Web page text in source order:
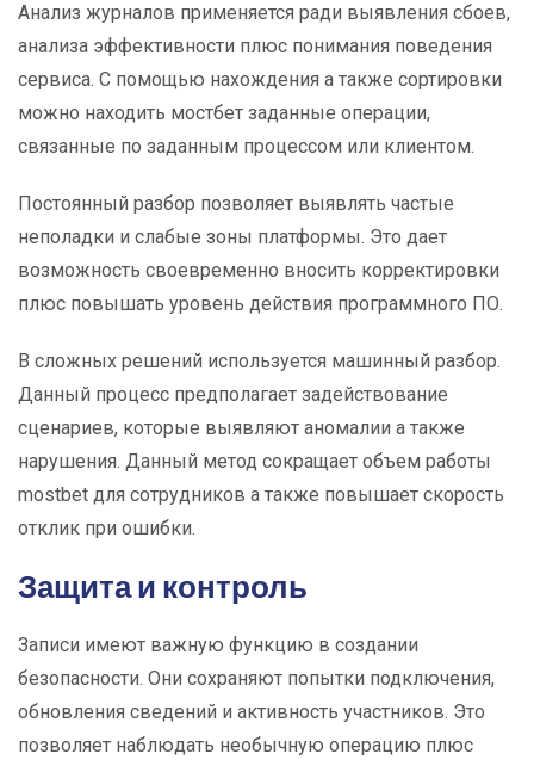
Анализ журналов применяется ради выявления сбоев,
анализа эффективности плюс понимания поведения
сервиса. С помощью нахождения а также сортировки
можно находить мостбет заданные операции,
связанные по заданным процессом или клиентом.
Постоянный разбор позволяет выявлять частые
неполадки и слабые зоны платформы. Это дает
возможность своевременно вносить корректировки
плюс повышать уровень действия программного ПО.
В сложных решений используется машинный разбор.
Данный процесс предполагает задействование
сценариев, которые выявляют аномалии а также
нарушения. Данный метод сокращает объем работы
mostbet для сотрудников а также повышает скорость
отклик при ошибки.
Защита и контроль
Записи имеют важную функцию в создании
безопасности. Они сохраняют попытки подключения,
обновления сведений и активность участников. Это
позволяет наблюдать необычную операцию плюс